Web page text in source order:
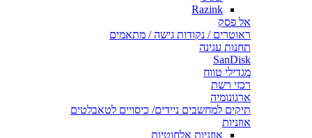
Razink
אל פסק
ראוטרים / נקודות גישה / מתאמים
תחנות עגינה
SanDisk
מגדילי טווח
רכזי רשת
ארגונומיה
תיקים למחשבים ניידים/ כיסויים לטאבלטים
אוזניות
אוזניות אלחוטיות